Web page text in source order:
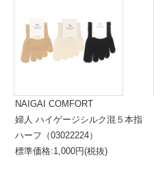
NAIGAI COMFORT
婦人 ハイゲージシルク混５本指
ハーフ（03022224）
標準価格:1,000円(税抜)